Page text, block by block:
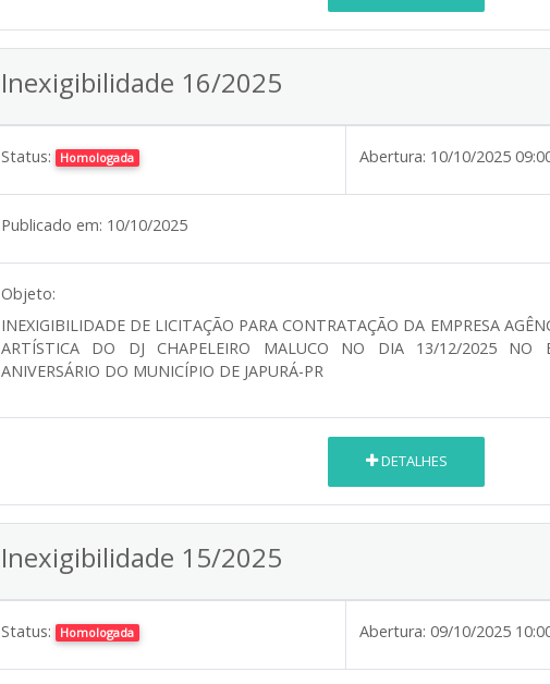
Inexigibilidade 16/2025
Status: Homologada Abertura: 10/10/2025
Publicado em: 10/10/2025
Objeto:
INEXIGIBILIDADE DE LICITAÇÃO PARA CONTRATAÇÃO DA EMPRESA
ARTÍSTICA DO DJ CHAPELEIRO MALUCO NO DIA 13/12/2025 NO
ANIVERSÁRIO DO MUNICÍPIO DE JAPURÁ-PR
DETALHES
Inexigibilidade 15/2025
Status: Homologada Abertura: 09/10/2025